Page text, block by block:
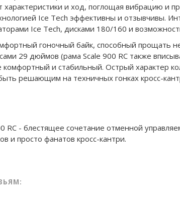
характеристики и ход, поглощая вибрацию и
Ice Tech эффективны и отзывчивы.
Ice Tech, дисками 180/160 и
гоночный байк, способный прощать
29 дюймов (рама Scale 900 RC также
комфортный и стабильный. Острый характер
решающим на техничных гонках кросс-
RC - блестящее сочетание отменной
и просто фанатов кросс-кантри.